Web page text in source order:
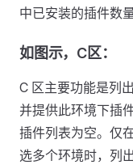
中已安装的插件数量
如图示，C区：
C 区主要功能是列
并提供此环境下插
插件列表为空。仅
选多个环境时，列